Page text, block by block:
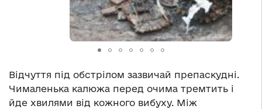
Відчуття під обстрілом зазвичай препаскудні.
Чималенька калюжа перед очима тремтить і
йде хвилями від кожного вибуху. Між